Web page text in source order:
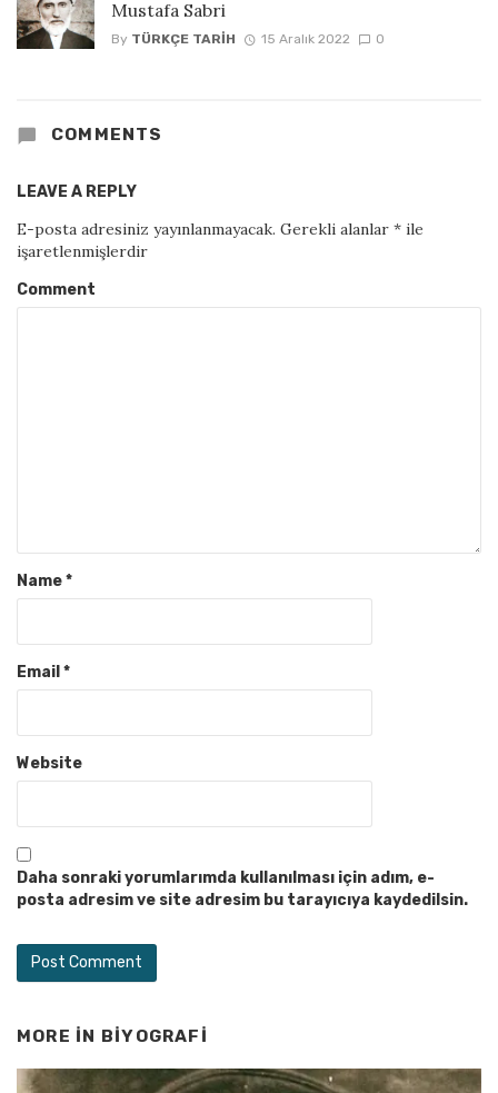
Mustafa Sabri
By TÜRKÇE TARIH 15 Aralık 2022 0
COMMENTS
LEAVE A REPLY
E-posta adresiniz yayınlanmayacak. Gerekli alanlar * ile
işaretlenmişlerdir
Comment
Name*
Email *
Website
Daha sonraki yorumlarımda kullanılması için adım, e-
posta adresim ve site adresim bu tarayıcıya kaydedilsin.
MORE IN BIYOGRAFI